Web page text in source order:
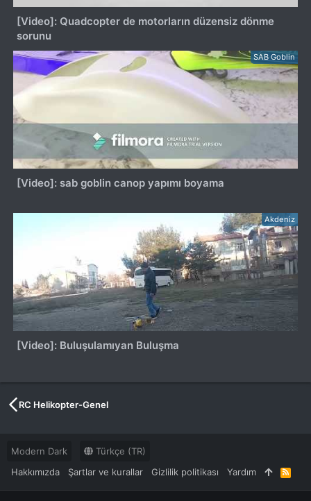
[Video]: Quadcopter de motorların düzensiz dönme
sorunu
SAB Goblin
[Video]: sab goblin canop yapımı boyama
Akdeniz
[Video]: Buluşulamıyan Buluşma
RC Helikopter-Genel
Modern Dark
Türkçe (TR)
Hakkımızda
Şartlar ve kurallar Gizlilik politikası Yardım
R
S
S